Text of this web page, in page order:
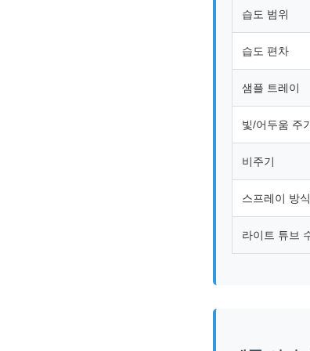
습도 범위
습도 편차
샘플 트레이
빛/어두움 주
비주기
스프레이 방식
라이트 튜브